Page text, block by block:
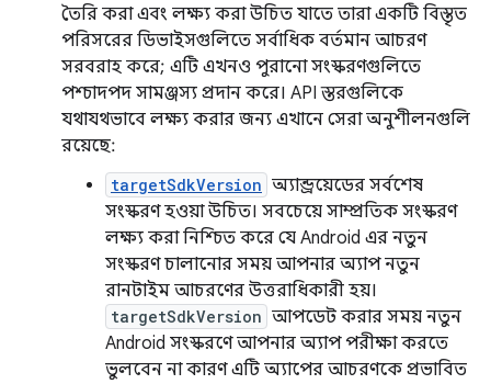
তৈরি করা এবং লক্ষ্য করা উচিত যাতে তারা একটি বিস্তৃত
পরিসরের ডিভাইসগুলিতে সর্বাধিক বর্তমান আচরণ
সরবরাহ করে; এটি এখনও পুরানো সংস্করণগুলিতে
পশ্চাদপদ সামঞ্জস্য প্রদান করে। API স্তরগুলিকে
যথাযথভাবে লক্ষ্য করার জন্য এখানে সেরা অনুশীলনগুলি
রয়েছে:
targetSdkVersion অ্যান্ড্রয়েডের সর্বশেষ
সংস্করণ হওয়া উচিত। সবচেয়ে সাম্প্রতিক সংস্করণ
লক্ষ্য করা নিশ্চিত করে যে Android এর নতুন
সংস্করণ চালানোর সময় আপনার অ্যাপ নতুন
রানটাইম আচরণের উত্তরাধিকারী হয়।
targetSdkVersion আপডেট করার সময় নতুন
Android সংস্করণে আপনার অ্যাপ পরীক্ষা করতে
ভুলবেন না কারণ এটি অ্যাপের আচরণকে প্রভাবিত